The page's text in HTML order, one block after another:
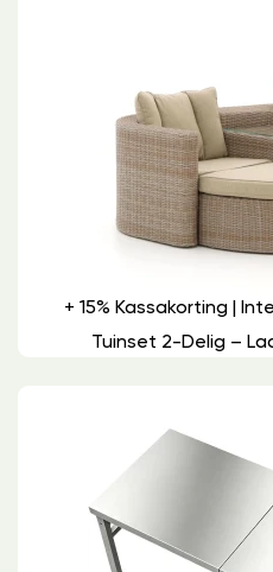
+ 15% Kassakorting |
Tuinset 2-Delig –